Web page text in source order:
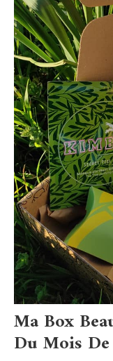
Ma Box
Du Mois